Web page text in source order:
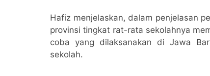
Hafiz menjelaskan, dalam penjelasan
provinsi tingkat rat-rata sekolahnya
coba yang dilaksanakan di Jawa
sekolah.